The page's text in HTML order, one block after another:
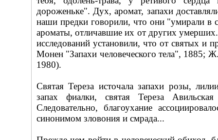
дороженьке". Дух, аромат, запахи
наши предки говорили, что они "умирали в
ароматы, отличавшие их от других
исследований установили, что от святых
Монен "Запахи человеческого тела", 1885;
1980).
Святая Тереза источала запахи розы,
запах фиалки, святая Тереза
Следовательно, благоухание
синонимом зловония и смрада...